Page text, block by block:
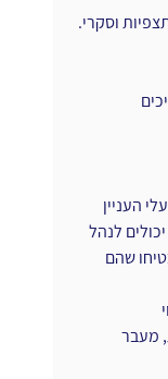
וסקרי.
העניין
לנהל
שהם
מעבר